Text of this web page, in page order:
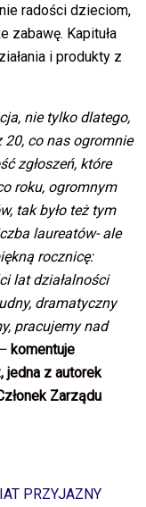
radości dzieciom,
zabawę. Kapituła
i produkty z
nie tylko dlatego,
co nas ogromnie
zgłoszeń, które
roku, ogromnym
tak było też tym
laureatów- ale
rocznicę:
lat działalności
dramatyczny
pracujemy nad
komentuje
jedna z autorek
Zarządu
PRZYJAZNY